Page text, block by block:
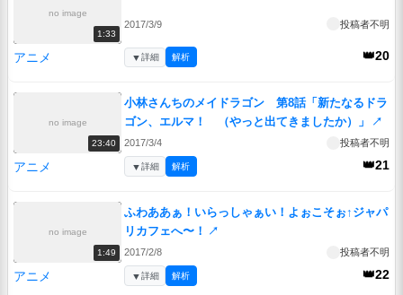
no image
1:33
2017/3/9 投稿者不明
アニメ 👑20
▼詳細 解析
no image
23:40
小林さんちのメイドラゴン 第8話「新たなるドラ
ゴン、エルマ！ （やっと出てきましたか）」
↗
2017/3/4 投稿者不明
アニメ 👑21
▼詳細 解析
no image
1:49
ふわああぁ！いらっしゃぁい！よぉこそぉ↑ジャパ
リカフェへ〜！
↗
2017/2/8 投稿者不明
アニメ 👑22
▼詳細 解析